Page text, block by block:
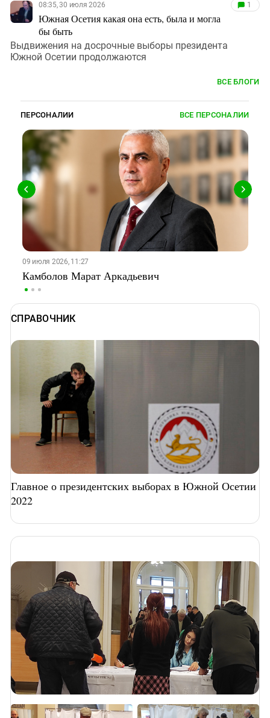
08:35, 30 июля 2026
Южная Осетия какая она есть, была и могла
бы быть
1
Выдвижения на досрочные выборы президента
Южной Осетии продолжаются
ВСЕ БЛОГИ
ПЕРСОНАЛИИ ВСЕ ПЕРСОНАЛИИ
09 июля 2026, 11:27
Камболов Марат Аркадьевич
СПРАВОЧНИК
Главное о президентских выборах в Южной Осетии
2022